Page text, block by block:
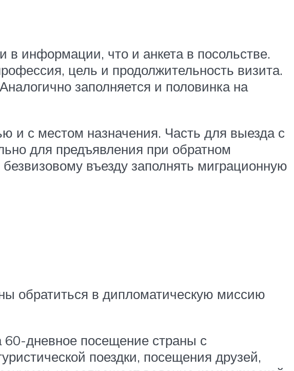
в информации, что и анкета в посольстве.
цель и продолжительность визита.
заполняется и половинка на
и с местом назначения. Часть для выезда с
для предъявления при обратном
въезду заполнять миграционную
обратиться в дипломатическую миссию
60-дневное посещение страны с
поездки, посещения друзей,